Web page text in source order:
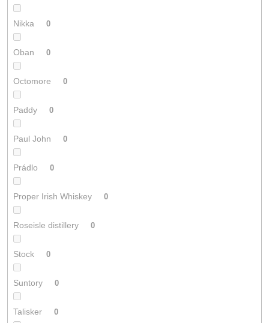
Nikka 0
Oban 0
Octomore 0
Paddy 0
Paul John 0
Prádlo 0
Proper Irish Whiskey 0
Roseisle distillery 0
Stock 0
Suntory 0
Talisker 0